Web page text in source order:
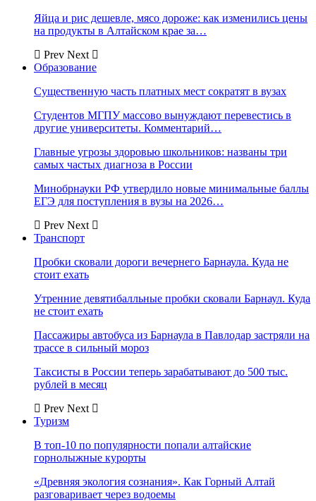
Яйца и рис дешевле, мясо дороже: как изменились цены
на продукты в Алтайском крае за…
Prev Next
Образование
Существенную часть платных мест сократят в вузах
Студентов МГПУ массово вынуждают перевестись в
другие университеты. Комментарий…
Главные угрозы здоровью школьников: названы три
самых частых диагноза в России
Минобрнауки РФ утвердило новые минимальные баллы
ЕГЭ для поступления в вузы на 2026…
Prev Next
Транспорт
Пробки сковали дороги вечернего Барнаула. Куда не
стоит ехать
Утренние девятибалльные пробки сковали Барнаул. Куда
не стоит ехать
Пассажиры автобуса из Барнаула в Павлодар застряли на
трассе в сильный мороз
Таксисты в России теперь зарабатывают до 500 тыс.
рублей в месяц
Prev Next
Туризм
В топ-10 по популярности попали алтайские
горнолыжные курорты
«Древняя экология сознания». Как Горный Алтай
разговаривает через водоемы